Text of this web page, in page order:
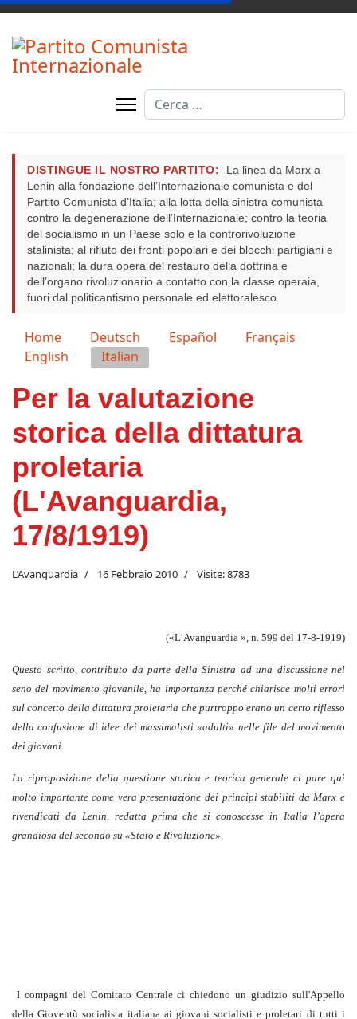
Cerca
DISTINGUE IL NOSTRO PARTITO:
La linea da Marx a
Lenin alla fondazione dell’Internazionale comunista e del
Partito Comunista d’Italia; alla lotta della sinistra comunista
contro la degenerazione dell’Internazionale; contro la teoria
del socialismo in un Paese solo e la controrivoluzione
stalinista; al rifiuto dei fronti popolari e dei blocchi partigiani e
nazionali; la dura opera del restauro della dottrina e
dell’organo rivoluzionario a contatto con la classe operaia,
fuori dal politicantismo personale ed elettoralesco.
Seleziona la tua lingua
Home Deutsch Español
Français
English
Italian
Per la valutazione
storica della dittatura
proletaria
(L'Avanguardia,
17/8/1919)
L’Avanguardia 16 Febbraio 2010 Visite: 8783
(«L’Avanguardia », n. 599 del 17-8-1919)
Questo scritto, contributo da parte della Sinistra ad una discussione nel
seno del movimento giovanile, ha importanza perché chiarisce molti errori
sul concetto della dittatura proletaria che purtroppo erano un certo riflesso
della confusione di idee dei massimalisti «adulti» nelle file del movimento
dei giovani.
La riproposizione della questione storica e teorica generale ci pare qui
molto importante come vera presentazione dei principi stabiliti da Marx e
rivendicati da Lenin, redatta prima che si conoscesse in Italia l’opera
grandiosa del secondo su «Stato e Rivoluzione».
I compagni del Comitato Centrale ci chiedono un giudizio sull'Appello
della Gioventù socialista italiana ai giovani socialisti e proletari di tutti i